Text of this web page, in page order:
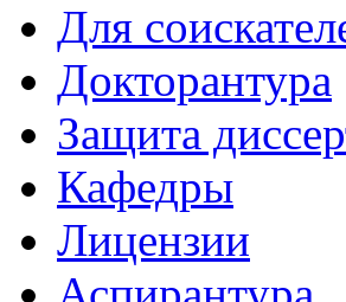
Для
Докторантура
Защита
Кафедры
Лицензии